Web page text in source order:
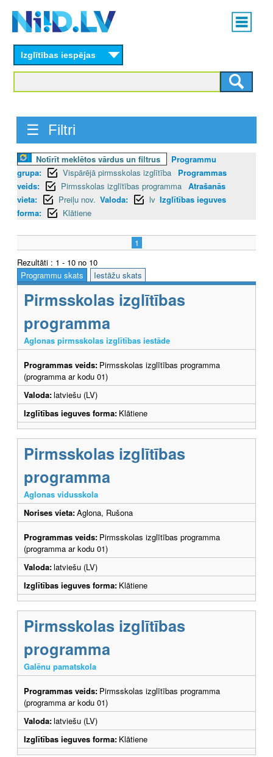
content
Main
menu
Izglītības iespējas
☰ Filtri
Notīrīt meklētos vārdus un filtrus
Programmu
grupa:
Vispārējā pirmsskolas izglītība
Programmas
veids:
Pirmsskolas izglītības programma Atrašanās
vieta:
Preiļu nov. Valoda: lv Izglītības ieguves
forma:
Klātiene
1
Rezultāti : 1 - 10 no 10
Programmu skats
Iestāžu skats
Pirmsskolas izglītības
programma
Aglonas pirmsskolas izglītības iestāde
Programmas veids: Pirmsskolas izglītības programma
(programma ar kodu 01)
Valoda:latviešu (LV)
Izglītības ieguves forma: Klātiene
Pirmsskolas izglītības
programma
Aglonas vidusskola
Norises vieta:Aglona, Rušona
Programmas veids: Pirmsskolas izglītības programma
(programma ar kodu 01)
Valoda:latviešu (LV)
Izglītības ieguves forma: Klātiene
Pirmsskolas izglītības
programma
Galēnu pamatskola
Programmas veids: Pirmsskolas izglītības programma
(programma ar kodu 01)
Valoda:latviešu (LV)
Izglītības ieguves forma: Klātiene